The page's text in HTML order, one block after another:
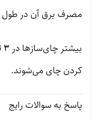
مصرف برق آن در طول
بیشتر چای‌سازها در 3 تا 5 دقیقه
کردن چای می‌شوند.
پاسخ به سوالات رایج